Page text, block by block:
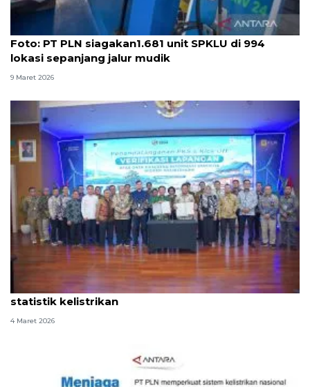
Foto: PT PLN siagakan1.681 unit SPKLU di 994
lokasi sepanjang jalur mudik
9 Maret 2026
PLN dan BPS bersinergi perkuat akurasi data
statistik kelistrikan
4 Maret 2026